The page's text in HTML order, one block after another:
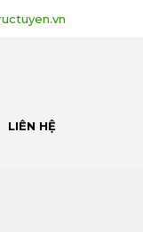
LIÊN HỆ